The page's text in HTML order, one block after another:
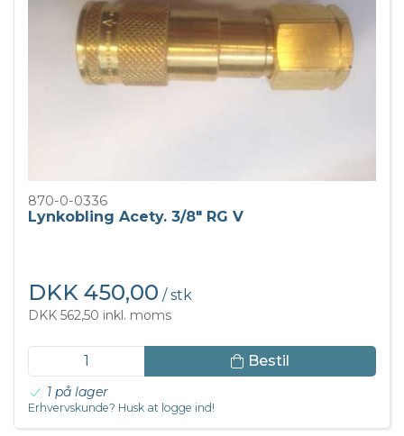
870-0-0336
Lynkobling Acety. 3/8" RG V
DKK 450,00 / stk
DKK 562,50 inkl. moms
Bestil
1 på lager
Erhvervskunde? Husk at logge ind!